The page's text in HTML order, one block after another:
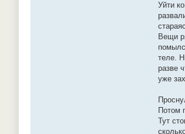
Уйти
Вещи
теле.
разве
уже
Потом
Тут